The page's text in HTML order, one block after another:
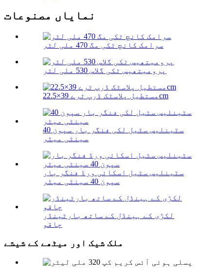
نمایاں مصنوعات
سرامک کانچ ٹکی مگ 470 ملی لٹر
پرومیتھیس ٹکی گلاس 530 ملی لٹر
مستطیل پلاسٹک ڈرپ ٹرے 39×22.5cm
سٹینلیس سٹیل لکی فنگر بار سپون 40
سینٹی میٹر
سٹینلیس سٹیل اسکائی ورڈ فنگر بار
سپون 40 سینٹی میٹر
لکڑی کے ہینڈل کے ساتھ بارٹینڈر
چاقو
ملک شیک اور میٹھے کے شیشے